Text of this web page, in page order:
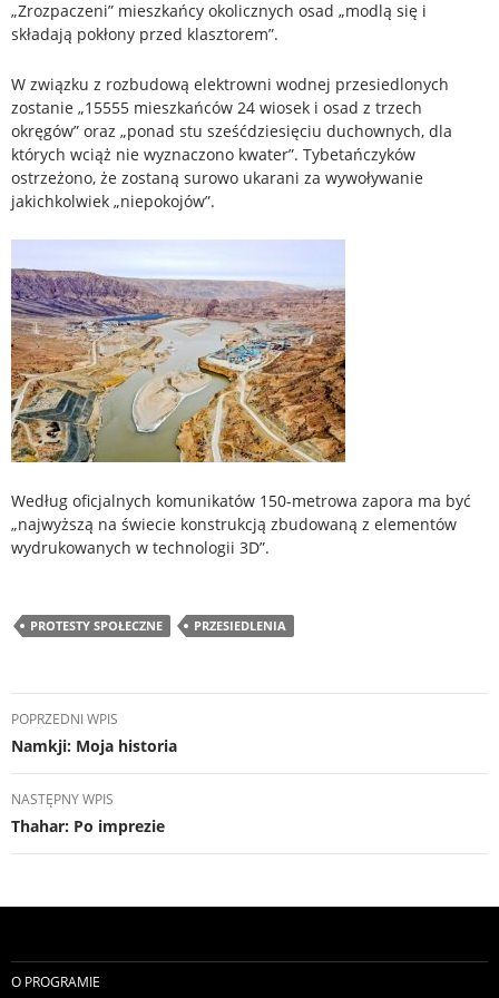
„Zrozpaczeni” mieszkańcy okolicznych osad „modlą się i
składają pokłony przed klasztorem”.
W związku z rozbudową elektrowni wodnej przesiedlonych
zostanie „15555 mieszkańców 24 wiosek i osad z trzech
okręgów” oraz „ponad stu sześćdziesięciu duchownych, dla
których wciąż nie wyznaczono kwater”. Tybetańczyków
ostrzeżono, że zostaną surowo ukarani za wywoływanie
jakichkolwiek „niepokojów”.
Według oficjalnych komunikatów 150-metrowa zapora ma być
„najwyższą na świecie konstrukcją zbudowaną z elementów
wydrukowanych w technologii 3D”.
PROTESTY SPOŁECZNE PRZESIEDLENIA
Nawigacja
wpisu
POPRZEDNI WPIS
Namkji: Moja historia
NASTĘPNY WPIS
Thahar: Po imprezie
O PROGRAMIE